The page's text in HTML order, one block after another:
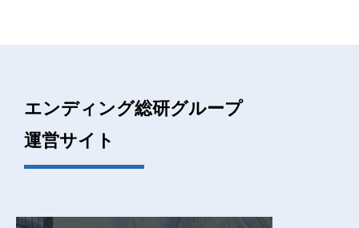
エンディング総研グループ
運営サイト